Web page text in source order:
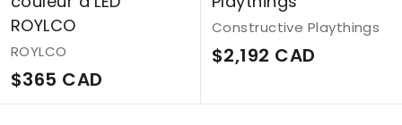
ROYLCO
ROYLCO
$365 CAD
3
Constructive Playthings
$2,192 CAD
,